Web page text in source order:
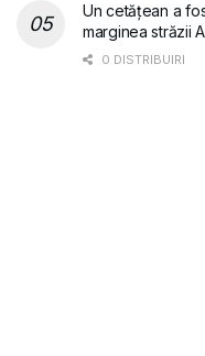
Un cetățean a
marginea străzii
0 DISTRIBUIRI